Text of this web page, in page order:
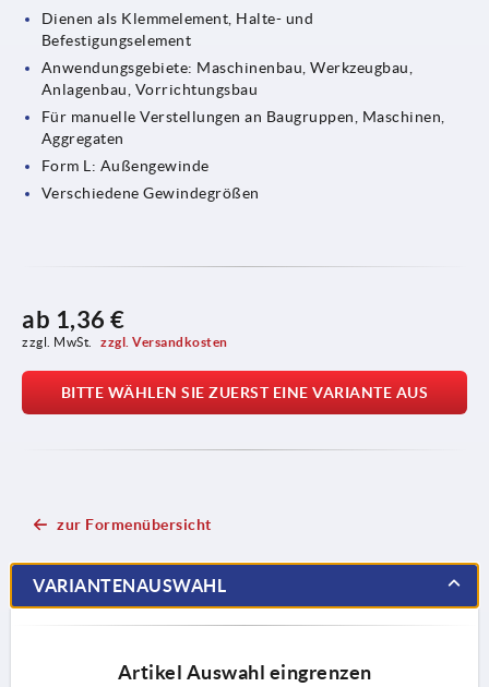
Dienen als Klemmelement, Halte- und
Befestigungselement
Anwendungsgebiete: Maschinenbau, Werkzeugbau,
Anlagenbau, Vorrichtungsbau
Für manuelle Verstellungen an Baugruppen, Maschinen,
Aggregaten
Form L: Außengewinde
Verschiedene Gewindegrößen
ab 1,36 €
zzgl. MwSt. zzgl. Versandkosten
BITTE WÄHLEN SIE ZUERST EINE VARIANTE AUS
zur Formenübersicht
VARIANTENAUSWAHL
Artikel Auswahl eingrenzen